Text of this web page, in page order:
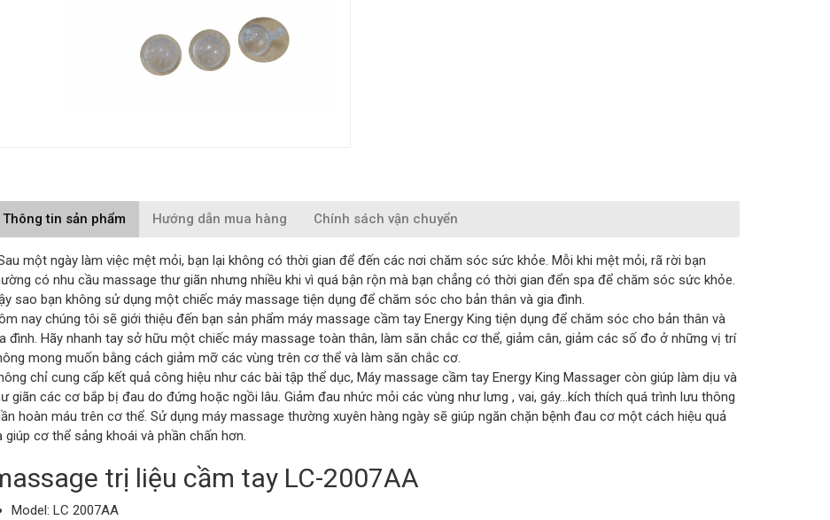
Thông tin sản phẩm Hướng dẫn mua hàng Chính sách vận chuyển
một ngày làm việc mệt mỏi, bạn lại không có thời gian để đến các nơi chăm sóc sức khỏe. Mỗi khi mệt mỏi, rã rời bạn
có nhu cầu massage thư giãn nhưng nhiều khi vì quá bận rộn mà bạn chẳng có thời gian đển spa để chăm sóc sức khỏe.
sao bạn không sử dụng một chiếc máy massage tiện dụng để chăm sóc cho bản thân và gia đình.
nay chúng tôi sẽ giới thiệu đến bạn sản phẩm máy massage cầm tay Energy King tiện dụng để chăm sóc cho bản thân và
đình. Hãy nhanh tay sở hữu một chiếc máy massage toàn thân, làm săn chắc cơ thể, giảm cân, giảm các số đo ở những vị trí
mong muốn bằng cách giảm mỡ các vùng trên cơ thể và làm săn chắc cơ.
chỉ cung cấp kết quả công hiệu như các bài tập thể dục, Máy massage cầm tay Energy King Massager còn giúp làm dịu và
giãn các cơ bắp bị đau do đứng hoặc ngồi lâu. Giảm đau nhức mỏi các vùng như lưng , vai, gáy…kích thích quá trình lưu thông
hoàn máu trên cơ thể. Sử dụng máy massage thường xuyên hàng ngày sẽ giúp ngăn chặn bệnh đau cơ một cách hiệu quả
giúp cơ thể sảng khoái và phần chấn hơn.
trị liệu cầm tay LC-2007AA
Model: LC 2007AA